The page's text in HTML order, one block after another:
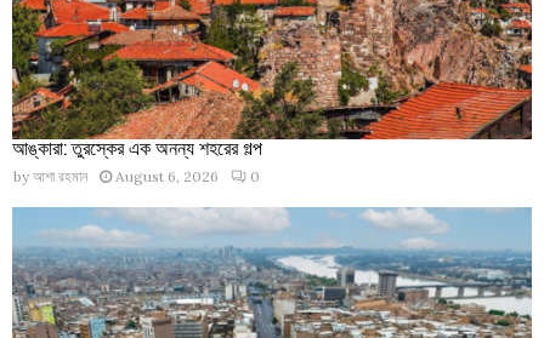
আঙ্কারা: তুরস্কের এক অনন্য শহরের গল্প
by আশা রহমান August 6, 2026 0